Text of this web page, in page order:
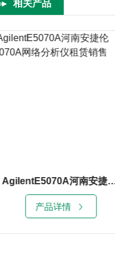
相关产品
Agilent E5071B太原安捷伦
产品详情